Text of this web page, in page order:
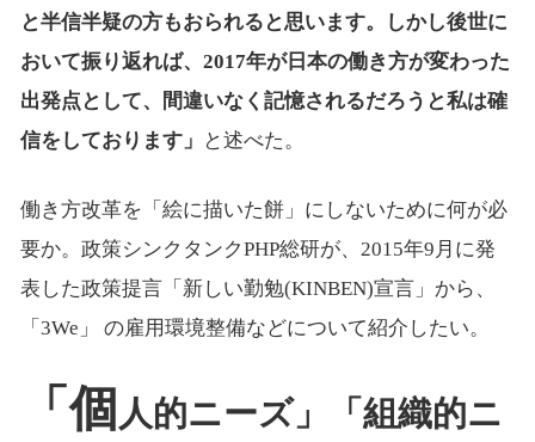
と半信半疑の方もおられると思います。しかし後世に
おいて振り返れば、2017年が日本の働き方が変わった
出発点として、間違いなく記憶されるだろうと私は確
信をしております」
と述べた。
働き方改革を「絵に描いた餅」にしないために何が必
要か。政策シンクタンクPHP総研が、2015年9月に発
表した政策提言「新しい勤勉(KINBEN)宣言」から、
「3We」 の雇用環境整備などについて紹介したい。
「個 人的ニーズ」「組織的ニ